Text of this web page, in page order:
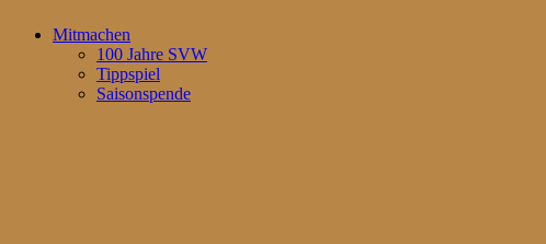
Mitmachen
100 Jahre SVW
Tippspiel
Saisonspende